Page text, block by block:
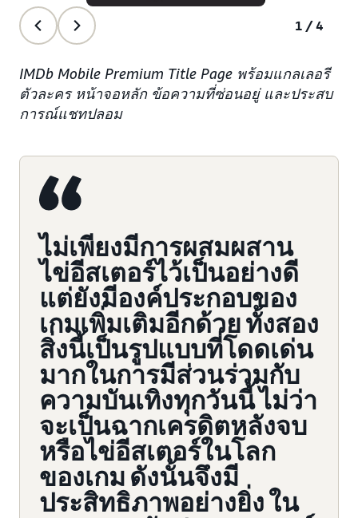
1/4
IMDb Mobile Premium Title Page พร้อมแกลเลอรี
ตัวละคร หน้าจอหลัก ข้อความที่ซ่อนอยู่ และประสบ
การณ์แชทปลอม
ไม่เพียงมีการผสมผสาน
ไข่อีสเตอร์ไว้เป็นอย่างดี
แต่ยังมีองค์ประกอบของ
เกมเพิ่มเติมอีกด้วย ทั้งสอง
สิ่งนี้เป็นรูปแบบที่โดดเด่น
มากในการมีส่วนร่วมกับ
ความบันเทิงทุกวันนี้ ไม่ว่า
จะเป็นฉากเครดิตหลังจบ
หรือไข่อีสเตอร์ในโลก
ของเกม ดังนั้นจึงมี
ประสิทธิภาพอย่างยิ่ง ใน